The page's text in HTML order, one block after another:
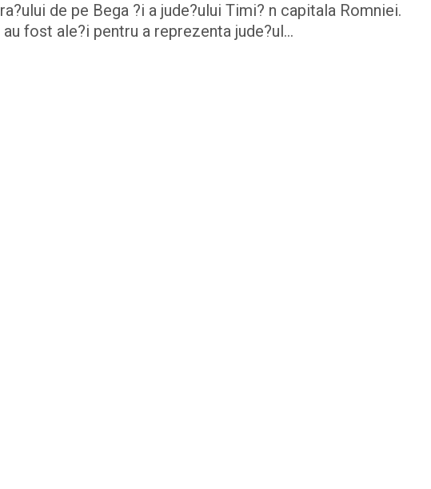
de pe Bega ?i a jude?ului Timi? n capitala Romniei.
fost ale?i pentru a reprezenta jude?ul…